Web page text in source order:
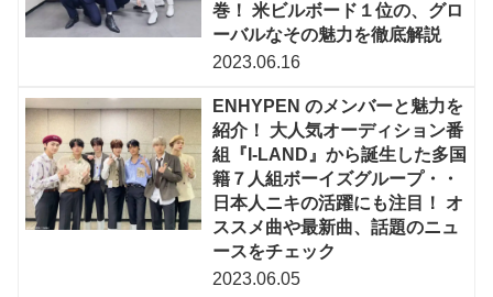
巻！ 米ビルボード１位の、グロ
ーバルなその魅力を徹底解説
2023.06.16
ENHYPEN のメンバーと魅力を
紹介！ 大人気オーディション番
組『I-LAND』から誕生した多国
籍７人組ボーイズグループ・・
日本人ニキの活躍にも注目！ オ
ススメ曲や最新曲、話題のニュ
ースをチェック
2023.06.05